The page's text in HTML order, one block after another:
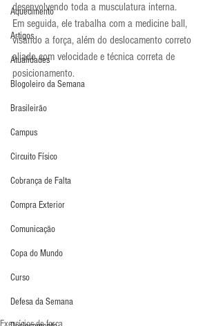
Aquecimento
Artigos
Atualidades
Blogoleiro da Semana
Brasileirão
Campus
Circuito Físico
Cobrança de Falta
Compra Exterior
Comunicação
Copa do Mundo
Curso
Defesa da Semana
desenvolvendo toda a musculatura interna.
Em seguida, ele trabalha com a medicine ball,
visando a força, além do deslocamento correto
aliado com velocidade e técnica correta de
posicionamento.